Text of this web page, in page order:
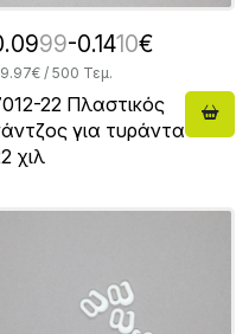
99-0.1410€
/ 500 Τεμ.
22 Πλαστικός
για τυράντα
χιλ